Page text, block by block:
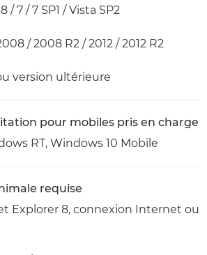
/ 7 / 7 SP1 / Vista SP2
/ 2008 R2 / 2012 / 2012 R2
version ultérieure
pour mobiles pris en charge
RT, Windows 10 Mobile
requise
Explorer 8, connexion Internet ou